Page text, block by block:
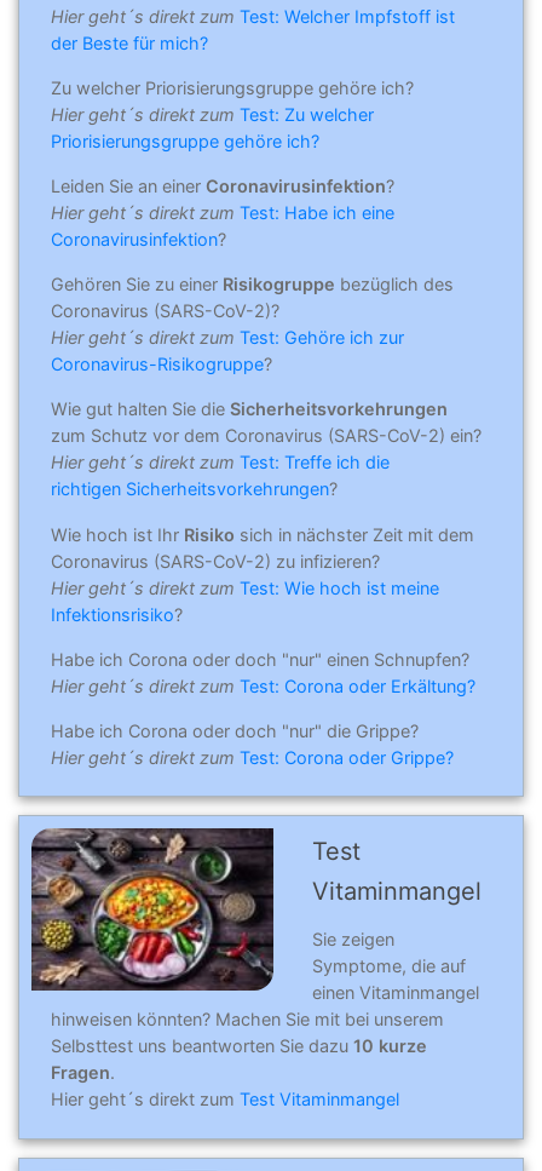
Hier geht´s direkt zum Test: Welcher Impfstoff ist
der Beste für mich?
Zu welcher Priorisierungsgruppe gehöre ich?
Hier geht´s direkt zum Test: Zu welcher
Priorisierungsgruppe gehöre ich?
Leiden Sie an einer Coronavirusinfektion?
Hier geht´s direkt zum Test: Habe ich eine
Coronavirusinfektion?
Gehören Sie zu einer Risikogruppe bezüglich des
Coronavirus (SARS-CoV-2)?
Hier geht´s direkt zum Test: Gehöre ich zur
Coronavirus-Risikogruppe?
Wie gut halten Sie die Sicherheitsvorkehrungen
zum Schutz vor dem Coronavirus (SARS-CoV-2) ein?
Hier geht´s direkt zum Test: Treffe ich die
richtigen Sicherheitsvorkehrungen?
Wie hoch ist Ihr Risiko sich in nächster Zeit mit dem
Coronavirus (SARS-CoV-2) zu infizieren?
Hier geht´s direkt zum Test: Wie hoch ist meine
Infektionsrisiko?
Habe ich Corona oder doch "nur" einen Schnupfen?
Hier geht´s direkt zum Test: Corona oder Erkältung?
Habe ich Corona oder doch "nur" die Grippe?
Hier geht´s direkt zum Test: Corona oder Grippe?
Test
Vitaminmangel
Sie zeigen
Symptome, die auf
einen Vitaminmangel
hinweisen könnten? Machen Sie mit bei unserem
Selbsttest uns beantworten Sie dazu 10 kurze
Fragen.
Hier geht´s direkt zum Test Vitaminmangel